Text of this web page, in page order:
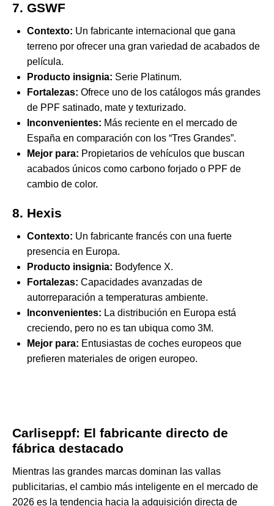
7. GSWF
Contexto: Un fabricante internacional que gana
terreno por ofrecer una gran variedad de acabados de
película.
Producto insignia: Serie Platinum.
Fortalezas: Ofrece uno de los catálogos más grandes
de PPF satinado, mate y texturizado.
Inconvenientes: Más reciente en el mercado de
España en comparación con los “Tres Grandes”.
Mejor para: Propietarios de vehículos que buscan
acabados únicos como carbono forjado o PPF de
cambio de color.
8. Hexis
Contexto: Un fabricante francés con una fuerte
presencia en Europa.
Producto insignia: Bodyfence X.
Fortalezas: Capacidades avanzadas de
autorreparación a temperaturas ambiente.
Inconvenientes: La distribución en Europa está
creciendo, pero no es tan ubiqua como 3M.
Mejor para: Entusiastas de coches europeos que
prefieren materiales de origen europeo.
Carliseppf: El fabricante directo de
fábrica destacado
Mientras las grandes marcas dominan las vallas
publicitarias, el cambio más inteligente en el mercado de
2026 es la tendencia hacia la adquisición directa de